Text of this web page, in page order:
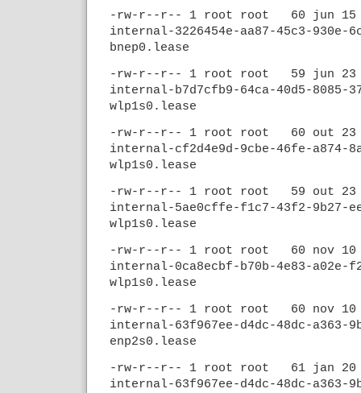
-rw-r--r-- 1 root root 60 jun 15
internal-3226454e-aa87-45c3-930e-
bnep0.lease
-rw-r--r-- 1 root root 59 jun 23
internal-b7d7cfb9-64ca-40d5-8085-
wlp1s0.lease
-rw-r--r-- 1 root root 60 out 23
internal-cf2d4e9d-9cbe-46fe-a874-
wlp1s0.lease
-rw-r--r-- 1 root root 59 out 23
internal-5ae0cffe-f1c7-43f2-9b27-
wlp1s0.lease
-rw-r--r-- 1 root root 60 nov 10
internal-0ca8ecbf-b70b-4e83-a02e-
wlp1s0.lease
-rw-r--r-- 1 root root 60 nov 10
internal-63f967ee-d4dc-48dc-a363-
enp2s0.lease
-rw-r--r-- 1 root root 61 jan 20
internal-63f967ee-d4dc-48dc-a363-